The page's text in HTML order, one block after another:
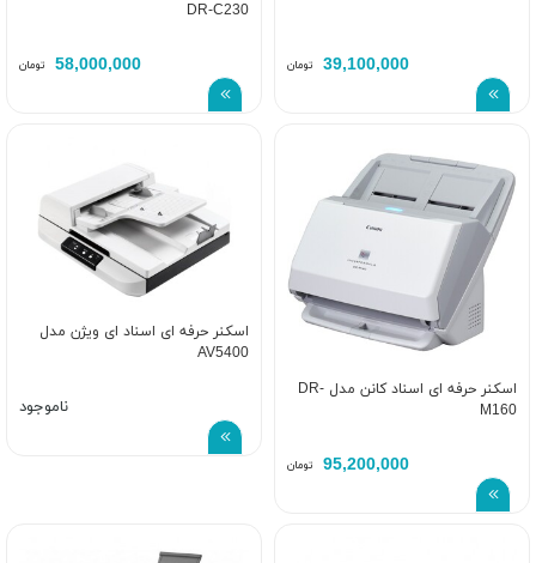
39,100,000 تومان
DR-C230
58,000,000 تومان
اسکنر حرفه ای اسناد کانن مدل DR-
M160
95,200,000 تومان
اسکنر حرفه ای اسناد ای ویژن مدل
AV5400
ناموجود